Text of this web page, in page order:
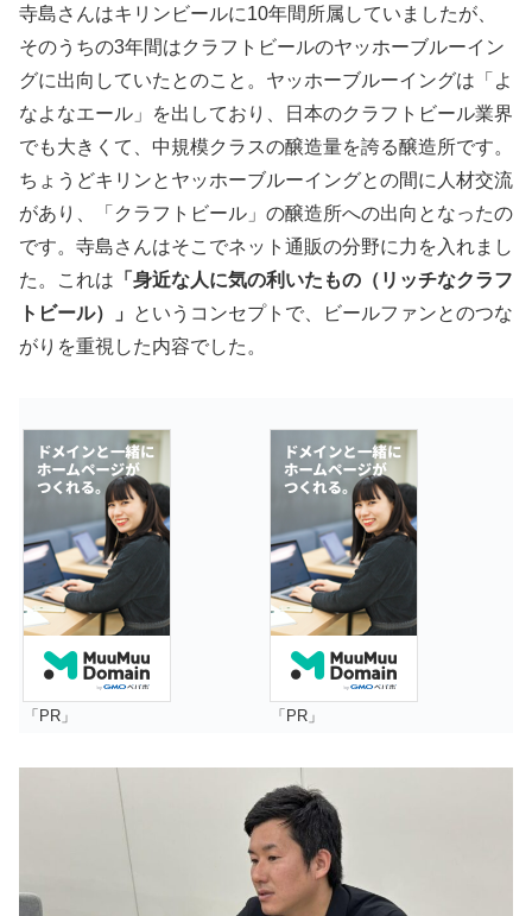
寺島さんはキリンビールに10年間所属していましたが、
そのうちの3年間はクラフトビールのヤッホーブルーイン
グに出向していたとのこと。ヤッホーブルーイングは「よ
なよなエール」を出しており、日本のクラフトビール業界
でも大きくて、中規模クラスの醸造量を誇る醸造所です。
ちょうどキリンとヤッホーブルーイングとの間に人材交流
があり、「クラフトビール」の醸造所への出向となったの
です。寺島さんはそこでネット通販の分野に力を入れまし
た。これは 「身近な人に気の利いたもの（リッチなクラフ
トビール）」
というコンセプトで、ビールファンとのつな
がりを重視した内容でした。
「PR」 「PR」